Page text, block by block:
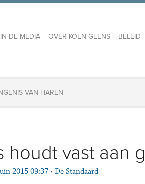
IN DE MEDIA OVER KOEN GEENS BELEID
VAN HAREN
houdt vast aan
2015 09:37 • De Standaard